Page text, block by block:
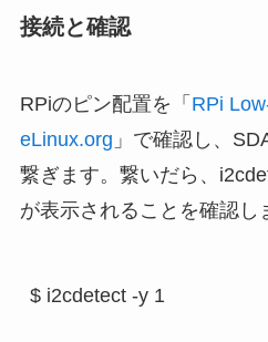
接続と確認
RPiのピン配置を「 RPi
eLinux.org 」で確認し、
繋ぎます。繋いだら、
が表示されることを確認し